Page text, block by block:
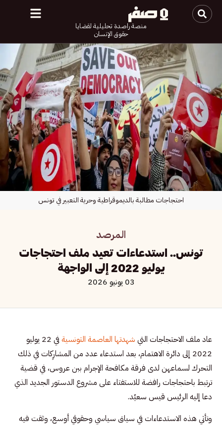
منصة راصدة تحليلية لقضايا
حقوق الإنسان
المرصد
تونس.. استدعاءات تعيد ملف احتجاجات
يوليو 2022 إلى الواجهة
03 يونيو 2026
احتجاجات مطالبة بالديموقراطية وحرية التعبير في تونس
عاد ملف الاحتجاجات التي شهدتها العاصمة التونسية
في 22 يوليو
2022 إلى دائرة الاهتمام، بعد استدعاء عدد من المشارِكات في ذلك
التحرك لسماعهن لدى فرقة مكافحة الإجرام ببن عروس، في قضية
ترتبط باحتجاجات رافضة للاستفتاء على مشروع الدستور الجديد الذي
دعا إليه الرئيس قيس سعيّد.
وتأتي هذه الاستدعاءات في سياق سياسي وحقوقي أوسع، وثقت فيه